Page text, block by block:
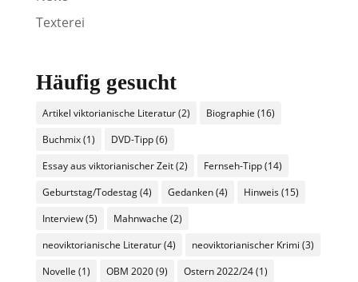
Texterei
Häufig gesucht
Artikel viktorianische Literatur(2) Biographie (16)
Buchmix(1) DVD-Tipp(6)
Essay aus viktorianischer Zeit(2) Fernseh-Tipp(14)
Geburtstag/Todestag(4) Gedanken(4) Hinweis(15)
Interview(5) Mahnwache (2)
neoviktorianische Literatur(4) neoviktorianischer Krimi (3)
Novelle (1) OBM 2020(9) Ostern 2022/24(1)